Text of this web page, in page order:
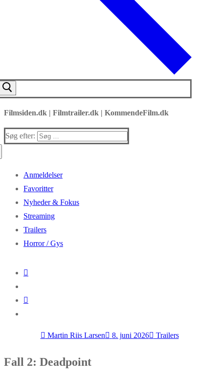
Filmsiden.dk | Filmtrailer.dk | KommendeFilm.dk
Søg efter:
Anmeldelser
Favoritter
Nyheder & Fokus
Streaming
Trailers
Horror / Gys
Martin Riis Larsen 8. juni 2026 Trailers
Fall 2: Deadpoint